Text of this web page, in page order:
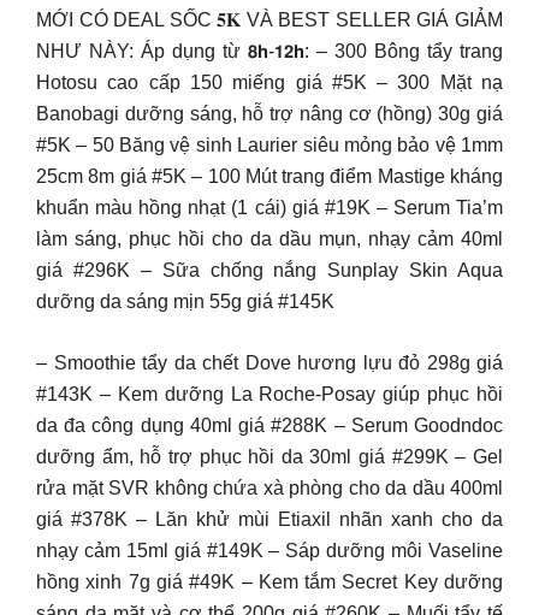
MỚI CÓ DEAL SỐC 𝟓𝐊 VÀ BEST SELLER GIÁ GIẢM
NHƯ NÀY: Áp dụng từ 𝟴𝗵-𝟭𝟮𝗵: – 300 Bông tẩy trang
Hotosu cao cấp 150 miếng giá #5K – 300 Mặt nạ
Banobagi dưỡng sáng, hỗ trợ nâng cơ (hồng) 30g giá
#5K – 50 Băng vệ sinh Laurier siêu mỏng bảo vệ 1mm
25cm 8m giá #5K – 100 Mút trang điểm Mastige kháng
khuẩn màu hồng nhạt (1 cái) giá #19K – Serum Tia’m
làm sáng, phục hồi cho da dầu mụn, nhạy cảm 40ml
giá #296K – Sữa chống nắng Sunplay Skin Aqua
dưỡng da sáng mịn 55g giá #145K
– Smoothie tẩy da chết Dove hương lựu đỏ 298g giá
#143K – Kem dưỡng La Roche-Posay giúp phục hồi
da đa công dụng 40ml giá #288K – Serum Goodndoc
dưỡng ẩm, hỗ trợ phục hồi da 30ml giá #299K – Gel
rửa mặt SVR không chứa xà phòng cho da dầu 400ml
giá #378K – Lăn khử mùi Etiaxil nhãn xanh cho da
nhạy cảm 15ml giá #149K – Sáp dưỡng môi Vaseline
hồng xinh 7g giá #49K – Kem tắm Secret Key dưỡng